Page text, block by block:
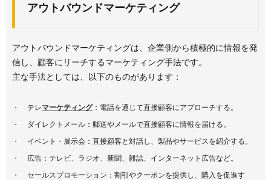
アウトバウンドマーケティング
アウトバウンドマーケティングは、企業側から積極的に情報を発
信し、顧客にリーチするマーケティング手法です。
主な手法としては、以下のものがあります：
テレマーケティング：電話を通じて直接顧客にアプローチする。
ダイレクトメール：郵送やメールで直接顧客に情報を届ける。
イベント・展示会：直接顧客と対話し、製品やサービスを紹介する。
広告：テレビ、ラジオ、新聞、雑誌、インターネット広告など。
セールスプロモーション：割引やクーポンを提供し、購入を促進す